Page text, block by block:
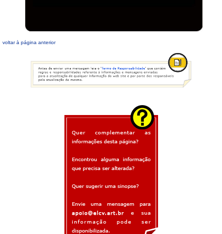
voltar à página anterior